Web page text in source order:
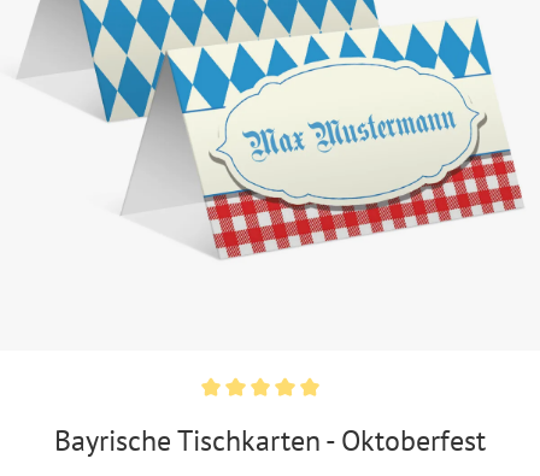
Bayrische Tischkarten - Oktoberfest